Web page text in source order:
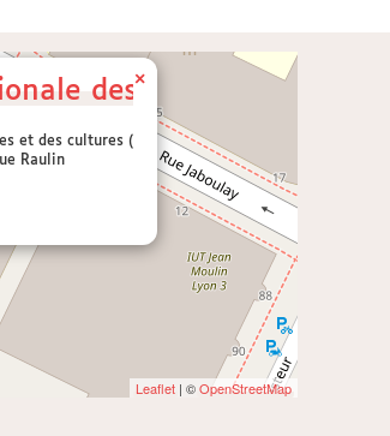
des langues et des
et des cultures (MILC)
Raulin
×
Leaflet| ©OpenStreetMap